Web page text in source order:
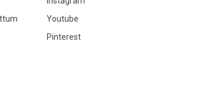
Youtube
Pinterest